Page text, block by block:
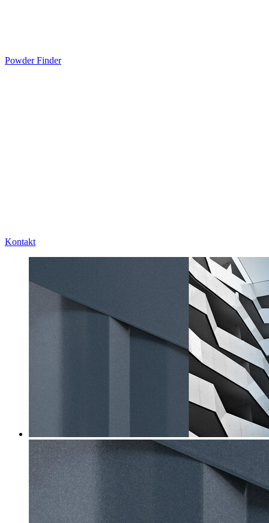
Powder Finder
Kontakt